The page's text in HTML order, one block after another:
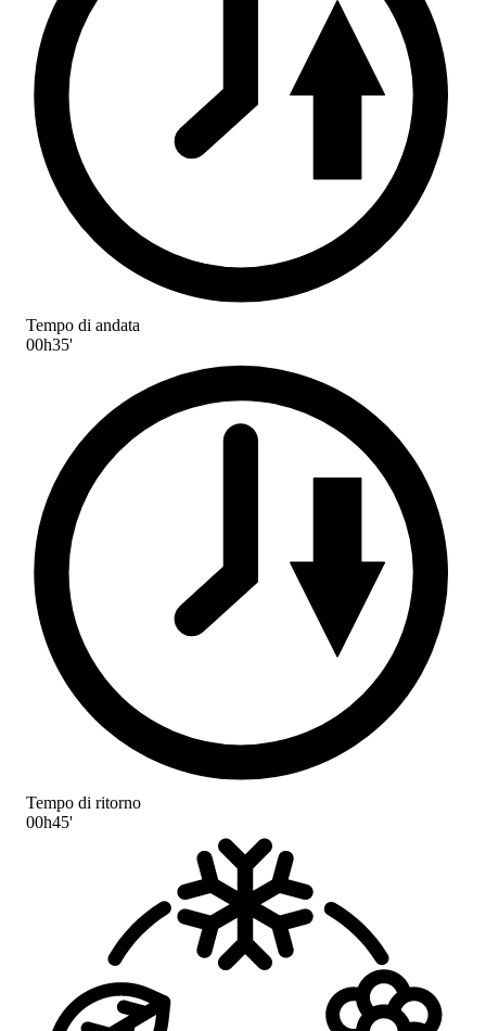
Tempo di andata
00h35'
Tempo di ritorno
00h45'